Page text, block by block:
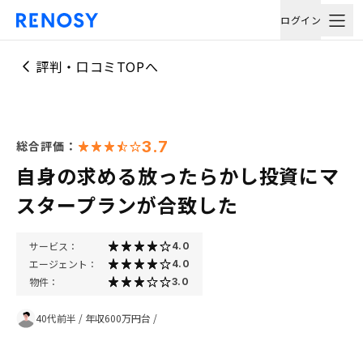
ログイン
評判・口コミTOPへ
総合評価： 3.7
自身の求める放ったらかし投資にマ
スタープランが合致した
サービス： 4.0
エージェント： 4.0
物件： 3.0
40代前半 / 年収600万円台 /